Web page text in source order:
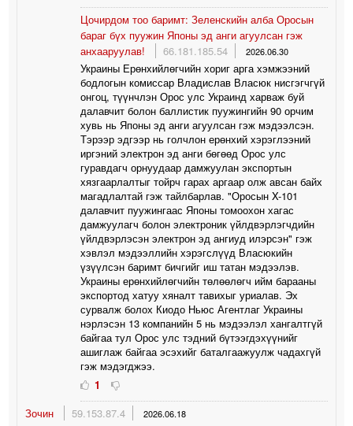
Цочирдом тоо баримт: Зеленскийн алба Оросын
бараг бүх пуужин Японы эд анги агуулсан гэж
анхааруулав!
66.181.185.54 2026.06.30
Украины Ерөнхийлөгчийн хориг арга хэмжээний
бодлогын комиссар Владислав Власюк нисгэгчгүй
онгоц, түүнчлэн Орос улс Украинд харваж буй
далавчит болон баллистик пуужингийн 90 орчим
хувь нь Японы эд анги агуулсан гэж мэдээлсэн.
Тэрээр эдгээр нь голчлон ерөнхий хэрэглээний
иргэний электрон эд анги бөгөөд Орос улс
гуравдагч орнуудаар дамжуулан экспортын
хязгаарлалтыг тойрч гарах аргаар олж авсан байх
магадлалтай гэж тайлбарлав. "Оросын X-101
далавчит пуужингаас Японы томоохон хагас
дамжуулагч болон электроник үйлдвэрлэгчдийн
үйлдвэрлэсэн электрон эд ангиуд илэрсэн" гэж
хэвлэл мэдээллийн хэрэгслүүд Власюкийн
үзүүлсэн баримт бичгийг иш татан мэдээлэв.
Украины ерөнхийлөгчийн төлөөлөгч ийм барааны
экспортод хатуу хяналт тавихыг уриалав. Эх
сурвалж болох Киодо Ньюс Агентлаг Украины
нэрлэсэн 13 компанийн 5 нь мэдээлэл хангалтгүй
байгаа тул Орос улс тэдний бүтээгдэхүүнийг
ашиглаж байгаа эсэхийг баталгаажуулж чадахгүй
гэж мэдэгджээ.
1
Зочин
59.153.87.4 2026.06.18